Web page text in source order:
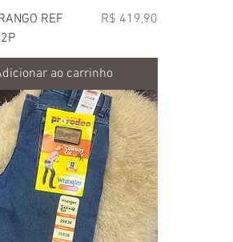
REF
Preço
R$ 419,90
ao carrinho